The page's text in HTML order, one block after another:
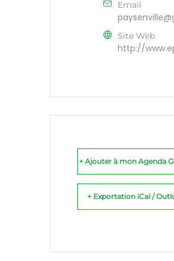
Email
Site Web
http://
+ Ajouter à mon Agenda
+ Exportation iCal /